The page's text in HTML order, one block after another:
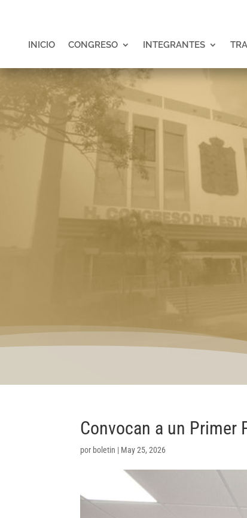
INICIO CONGRESO INTEGRANTES
Convocan a un Primer
por boletin | May 25, 2026